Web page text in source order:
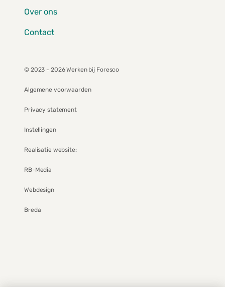
Over ons
Contact
© 2023 - 2026 Werken bij Foresco
Algemene voorwaarden
Privacy statement
Instellingen
Realisatie website:
RB-Media
Webdesign
Breda